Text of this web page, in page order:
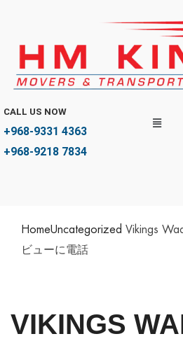
CALL US NOW
+968-9331 4363
+968-9218 7834
HomeUncategorized Vikings
ビューに電話
VIKINGS